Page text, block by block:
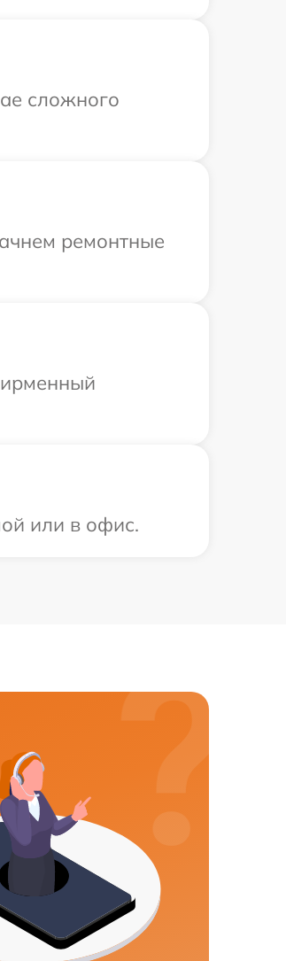
сложного
ремонтные
или в офис.